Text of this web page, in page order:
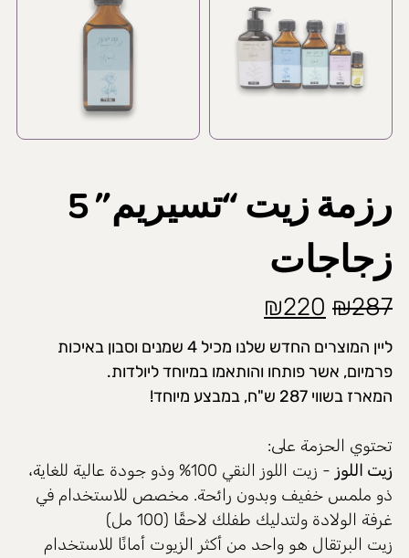
رزمة زيت “تسيريم” 5
زجاجات
₪287
السعر
الأصلي
هو:
₪287.
₪220
الحالي
هو:
₪220.
ליין המוצרים החדש שלנו מכיל 4 שמנים וסבון באיכות
פרמיום, אשר פותחו והותאמו במיוחד ליולדות.
המארז בשווי 287 ש"ח, במבצע מיוחד!
تحتوي الحزمة على:
زيت اللوز
- زيت اللوز النقي 100% وذو جودة عالية للغاية،
ذو ملمس خفيف وبدون رائحة. مخصص للاستخدام في
غرفة الولادة ولتدليك طفلك لاحقًا (100 مل)
زيت البرتقال هو واحد من أكثر الزيوت أمانًا للاستخدام